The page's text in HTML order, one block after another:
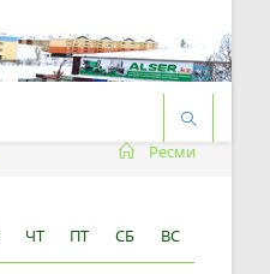
Ресми
ЧТ ПТ СБ ВС